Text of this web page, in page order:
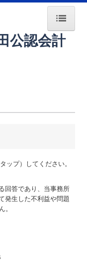
ップ）してください。
回答であり、当事務所
発生した不利益や問題
。